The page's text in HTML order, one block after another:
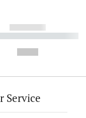
------------
----------- ----------
Service